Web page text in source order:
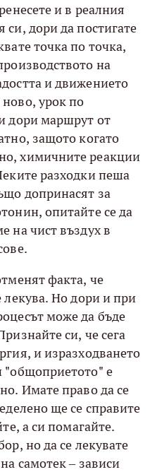
и в реалния
дори да постигате
точка по точка,
на
и движението
урок по
дори маршрут от
защото когато
химичните реакции
разходки пеша
допринасят за
опитайте се да
на чист въздух в
факта, че
лекува. Но дори и при
може да бъде
си, че сега
и изразходването
"общоприетото" е
Имате право да се
ще се справите
а си помагайте.
но да се лекувате
самотек – зависи